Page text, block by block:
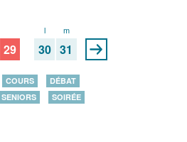
29
l
30
m
31
COURS
DÉBAT
SENIORS
SOIRÉE